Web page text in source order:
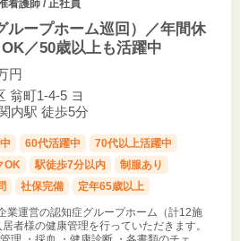
看護師 / 正社員
ループホーム巡回）／年間休
／50歳以上も活躍中
円
翁町1-4-5 ヨ
内駅 徒歩5分
60代活躍中
70代以上活躍中
OK 駅徒歩7分以内
制服あり
社保完備 定年65歳以上
業運営の認知症グループホーム（計12施
者様の健康管理を行っていただきます。